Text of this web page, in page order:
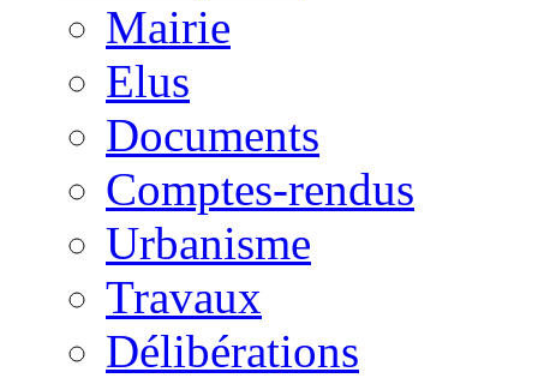
Mairie
Elus
Documents
Comptes-rendus
Urbanisme
Travaux
Délibérations